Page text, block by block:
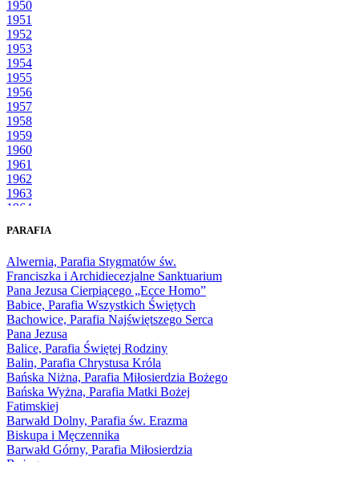
1950
1951
1952
1953
1954
1955
1956
1957
1958
1959
1960
1961
1962
1963
1964
1966
1968
1969
1970
1971
1972
1973
1974
1975
1976
1977
1978
1979
1980
1981
PARAFIA
Alwernia, Parafia Stygmatów św.
Franciszka i Archidiecezjalne Sanktuarium
Pana Jezusa Cierpiącego „Ecce Homo”
Babice, Parafia Wszystkich Świętych
Bachowice, Parafia Najświętszego Serca
Pana Jezusa
Balice, Parafia Świętej Rodziny
Balin, Parafia Chrystusa Króla
Bańska Niżna, Parafia Miłosierdzia Bożego
Bańska Wyżna, Parafia Matki Bożej
Fatimskiej
Barwałd Dolny, Parafia św. Erazma
Biskupa i Męczennika
Barwałd Górny, Parafia Miłosierdzia
Bożego